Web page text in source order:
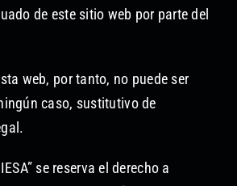
de este sitio web por parte del
web, por tanto, no puede ser
caso, sustitutivo de
se reserva el derecho a